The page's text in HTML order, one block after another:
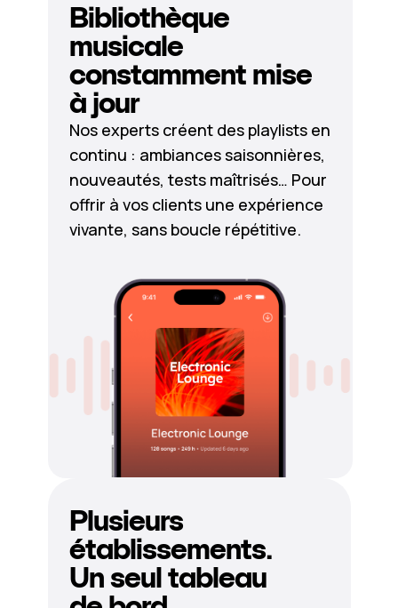
Bibliothèque
musicale
constamment mise
à jour
Nos experts créent des playlists en
continu : ambiances saisonnières,
nouveautés, tests maîtrisés… Pour
offrir à vos clients une expérience
vivante, sans boucle répétitive.
Plusieurs
établissements.
Un seul tableau